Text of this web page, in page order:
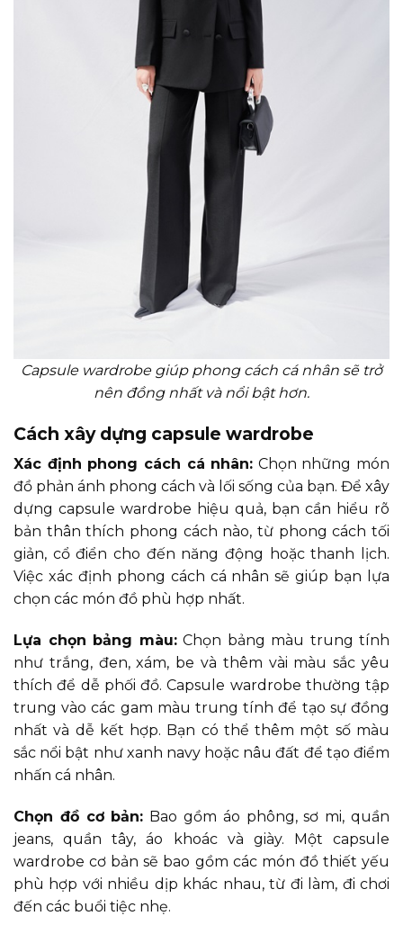
Capsule wardrobe giúp phong cách cá nhân sẽ trở
nên đồng nhất và nổi bật hơn.
Cách xây dựng capsule wardrobe
Xác định phong cách cá nhân: Chọn những món
đồ phản ánh phong cách và lối sống của bạn. Để xây
dựng capsule wardrobe hiệu quả, bạn cần hiểu rõ
bản thân thích phong cách nào, từ phong cách tối
giản, cổ điển cho đến năng động hoặc thanh lịch.
Việc xác định phong cách cá nhân sẽ giúp bạn lựa
chọn các món đồ phù hợp nhất.
Lựa chọn bảng màu:Chọn bảng màu trung tính
như trắng, đen, xám, be và thêm vài màu sắc yêu
thích để dễ phối đồ. Capsule wardrobe thường tập
trung vào các gam màu trung tính để tạo sự đồng
nhất và dễ kết hợp. Bạn có thể thêm một số màu
sắc nổi bật như xanh navy hoặc nâu đất để tạo điểm
nhấn cá nhân.
Chọn đồ cơ bản: Bao gồm áo phông, sơ mi, quần
jeans, quần tây, áo khoác và giày. Một capsule
wardrobe cơ bản sẽ bao gồm các món đồ thiết yếu
phù hợp với nhiều dịp khác nhau, từ đi làm, đi chơi
đến các buổi tiệc nhẹ.